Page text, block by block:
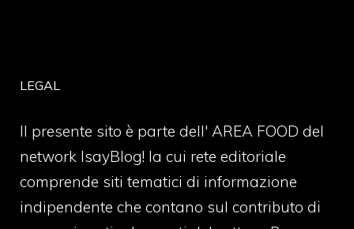
LEGAL
Il presente sito è parte dell' AREA FOOD del
network IsayBlog! la cui rete editoriale
comprende siti tematici di informazione
indipendente che contano sul contributo di